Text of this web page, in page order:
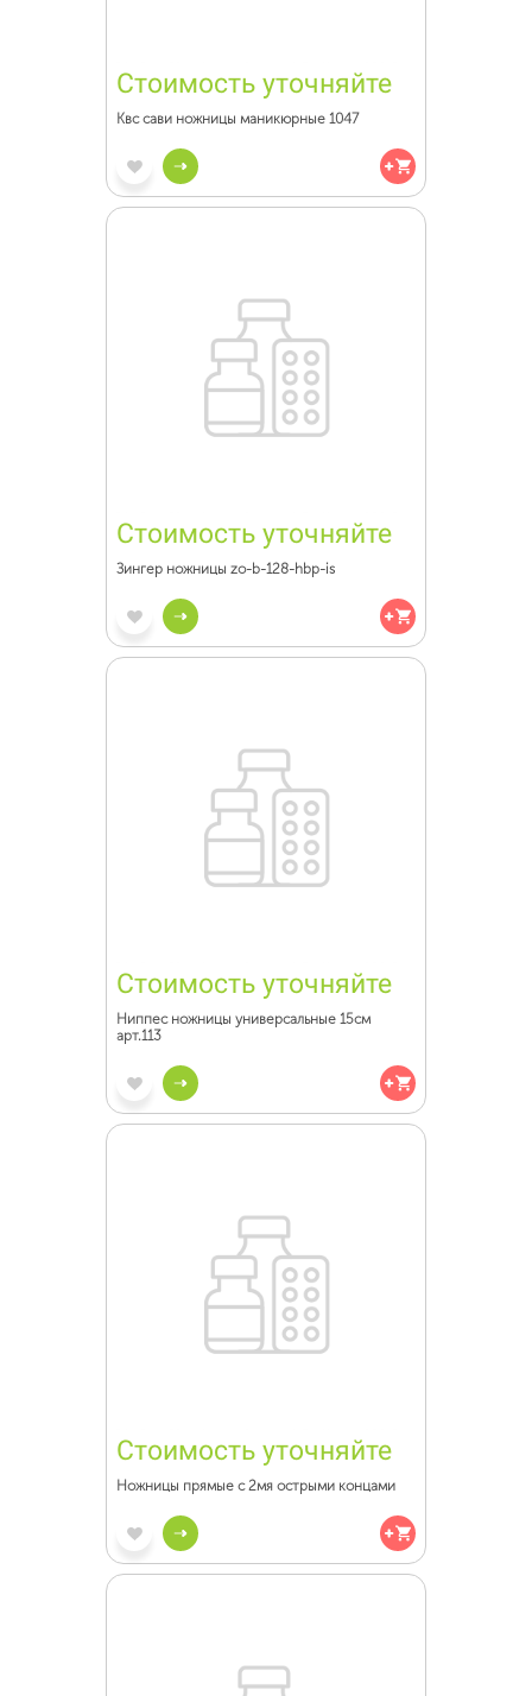
Стоимость уточняйте
Квс сави ножницы маникюрные 1047
Стоимость уточняйте
Зингер ножницы zo-b-128-hbp-is
Стоимость уточняйте
Ниппес ножницы универсальные 15см
арт.113
Стоимость уточняйте
Ножницы прямые с 2мя острыми концами